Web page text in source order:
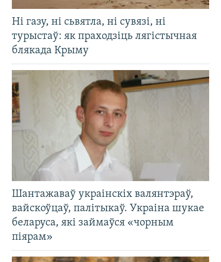
Ні газу, ні сьвятла, ні сувязі, ні
турыстаў: як праходзіць лягістычная
блякада Крыму
Шантажаваў украінскіх валянтэраў,
вайскоўцаў, палітыкаў. Украіна шукае
беларуса, які займаўся «чорным
піярам»